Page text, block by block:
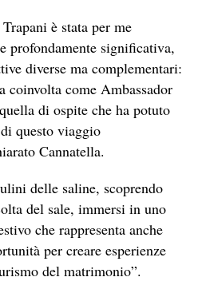
è stata per me
profondamente significativa,
diverse ma complementari:
coinvolta come Ambassador
di ospite che ha potuto
questo viaggio
Cannatella.
delle saline, scoprendo
del sale, immersi in uno
che rappresenta anche
per creare esperienze
del matrimonio”.